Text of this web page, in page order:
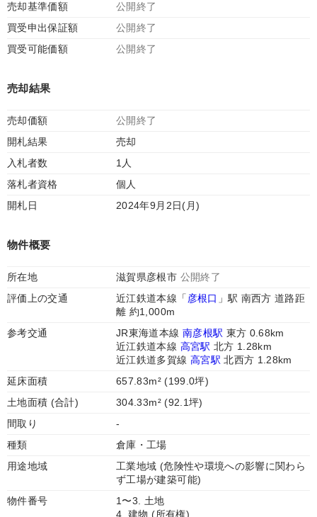
売却基準価額
公開終了
買受申出保証額
公開終了
買受可能価額
公開終了
売却結果
売却価額
公開終了
開札結果
売却
入札者数
1人
落札者資格
個人
開札日
2024年9月2日(月)
物件概要
所在地 滋賀県彦根市 公開終了
評価上の交通
近江鉄道本線「 彦根口 」駅 南西方 道路距
離 約1,000m
参考交通
JR東海道本線 南彦根駅 東方 0.68km
近江鉄道本線 高宮駅 北方 1.28km
近江鉄道多賀線 高宮駅 北西方 1.28km
延床面積
657.83m² (199.0坪)
土地面積 (合計)
304.33m² (92.1坪)
間取り
-
種類
倉庫・工場
用途地域
工業地域 (危険性や環境への影響に関わら
ず工場が建築可能)
物件番号
1〜3. 土地
4. 建物 (所有権)